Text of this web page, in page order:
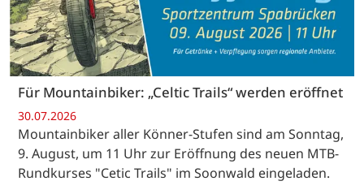
Für Mountainbiker: „Celtic Trails“ werden eröffnet
30.07.2026
Mountainbiker aller Könner-Stufen sind am Sonntag,
9. August, um 11 Uhr zur Eröffnung des neuen MTB-
Rundkurses "Cetic Trails" im Soonwald eingeladen.